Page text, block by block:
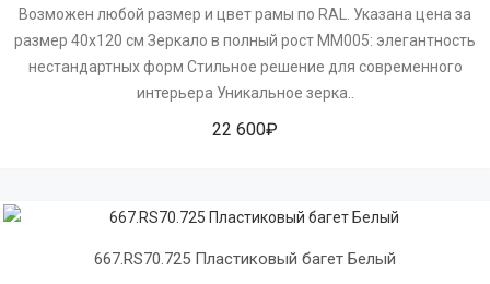
Возможен любой размер и цвет рамы по RAL. Указана цена за
размер 40х120 см Зеркало в полный рост MM005: элегантность
нестандартных форм Стильное решение для современного
интерьера Уникальное зерка..
22 600₽
667.RS70.725 Пластиковый багет Белый